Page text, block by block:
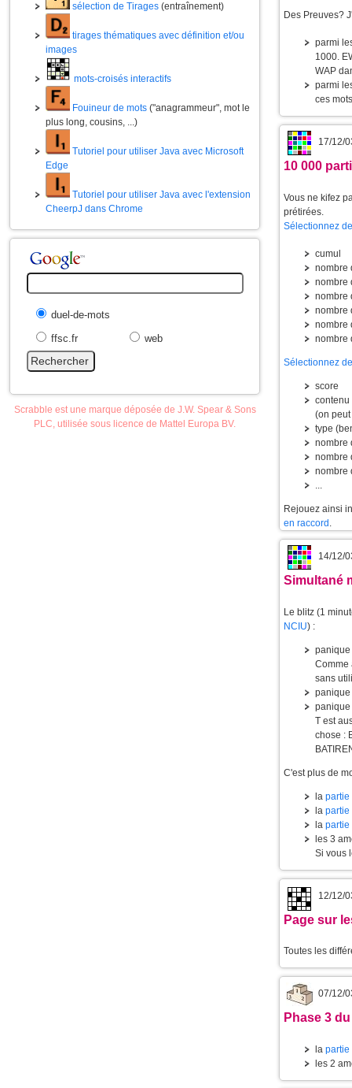
sélection de Tirages (entraînement)
tirages thématiques avec définition et/ou
images
mots-croisés interactifs
Fouineur de mots ("anagrammeur", mot le
plus long, cousins, ...)
Tutoriel pour utiliser Java avec Microsoft
Edge
Tutoriel pour utiliser Java avec l'extension
CheerpJ dans Chrome
duel-de-mots
ffsc.fr
web
Scrabble est une marque déposée de J.W. Spear & Sons
PLC, utilisée sous licence de Mattel Europa BV.
Des Preuves?
parmi
1000.
WAP
parmi
ces
17/12/
10 000
Vous ne kifez
prétirées.
Sélectionnez
cumul
nombre
nombre
nombre
nombre
nombre
nombre
Sélectionnez
score
contenu
(on
type
nombre
nombre
nombre
Rejouez ainsi
en raccord
14/12/
Simultané
Le blitz (1
NCIU) :
panique
Comme
sans
T est
chose :
C'est plus de
la partie
la partie
la partie
les 3
Si vous
12/12/
Page sur
Toutes les
07/12/
Phase 3
la partie
les 2